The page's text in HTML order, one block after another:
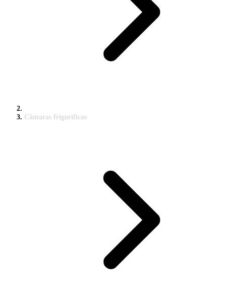
Câmaras frigoríficas